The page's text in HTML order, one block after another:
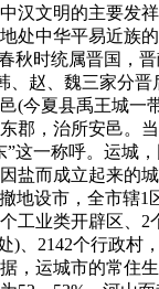
汉文明的主要发
处中华平易近族
秋时统属晋国，
、赵、魏三家分晋
(今夏县禹王城一
郡，治所安邑。
”这一称呼。运城
盐而成立起来的
地设市，全市辖1
工业类开辟区、2
)、2142个行政村
，运城市的常住